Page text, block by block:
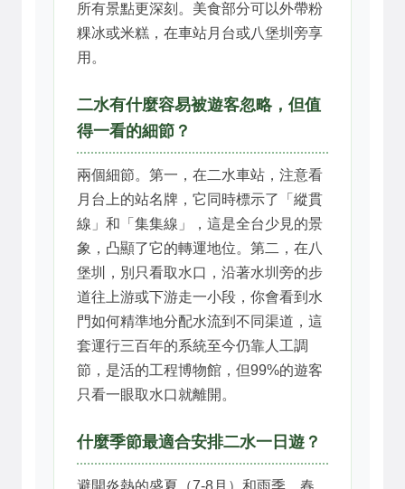
所有景點更深刻。美食部分可以外帶粉
粿冰或米糕，在車站月台或八堡圳旁享
用。
二水有什麼容易被遊客忽略，但值
得一看的細節？
兩個細節。第一，在二水車站，注意看
月台上的站名牌，它同時標示了「縱貫
線」和「集集線」，這是全台少見的景
象，凸顯了它的轉運地位。第二，在八
堡圳，別只看取水口，沿著水圳旁的步
道往上游或下游走一小段，你會看到水
門如何精準地分配水流到不同渠道，這
套運行三百年的系統至今仍靠人工調
節，是活的工程博物館，但99%的遊客
只看一眼取水口就離開。
什麼季節最適合安排二水一日遊？